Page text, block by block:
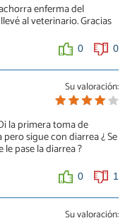
enferma del
al veterinario. Gracias
0 0
Su valoración:
la primera toma de
sigue con diarrea ¿ Se
pase la diarrea ?
0 1
Su valoración: